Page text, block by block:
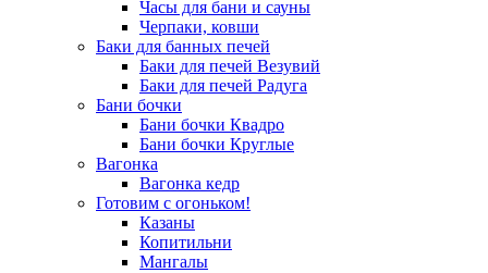
Часы для бани и сауны
Черпаки, ковши
Баки для банных печей
Баки для печей Везувий
Баки для печей Радуга
Бани бочки
Бани бочки Квадро
Бани бочки Круглые
Вагонка
Вагонка кедр
Готовим с огоньком!
Казаны
Копитильни
Мангалы